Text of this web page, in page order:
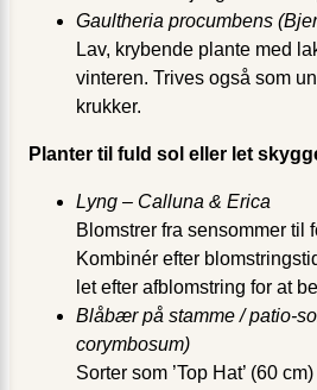
Gaultheria procumbens
Lav, krybende plante med
vinteren. Trives også som
krukker.
Planter til fuld sol eller let
Lyng – Calluna & Erica
Blomstrer fra sensommer til
Kombinér efter
let efter afblomstring for at
Blåbær på stamme / patio-
corymbosum)
Sorter som ’Top Hat’ (60